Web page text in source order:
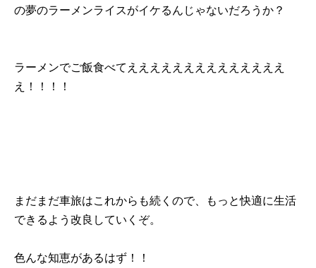
の夢のラーメンライスがイケるんじゃないだろうか？
ラーメンでご飯食べてええええええええええええええ
え！！！！
まだまだ車旅はこれからも続くので、もっと快適に生活
できるよう改良していくぞ。
色んな知恵があるはず！！